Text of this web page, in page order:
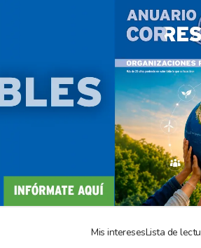
Mis interesesLista de